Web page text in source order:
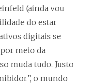
(ainda vou
do estar
digitais se
meio da
muda tudo. Justo
o mundo